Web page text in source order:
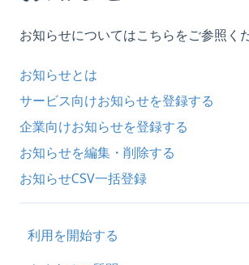
お知らせについてはこちらをご参照く
お知らせとは
サービス向けお知らせを登録する
企業向けお知らせを登録する
お知らせを編集・削除する
お知らせCSV一括登録
利用を開始する